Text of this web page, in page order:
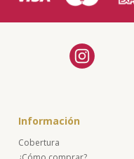
Información
Cobertura